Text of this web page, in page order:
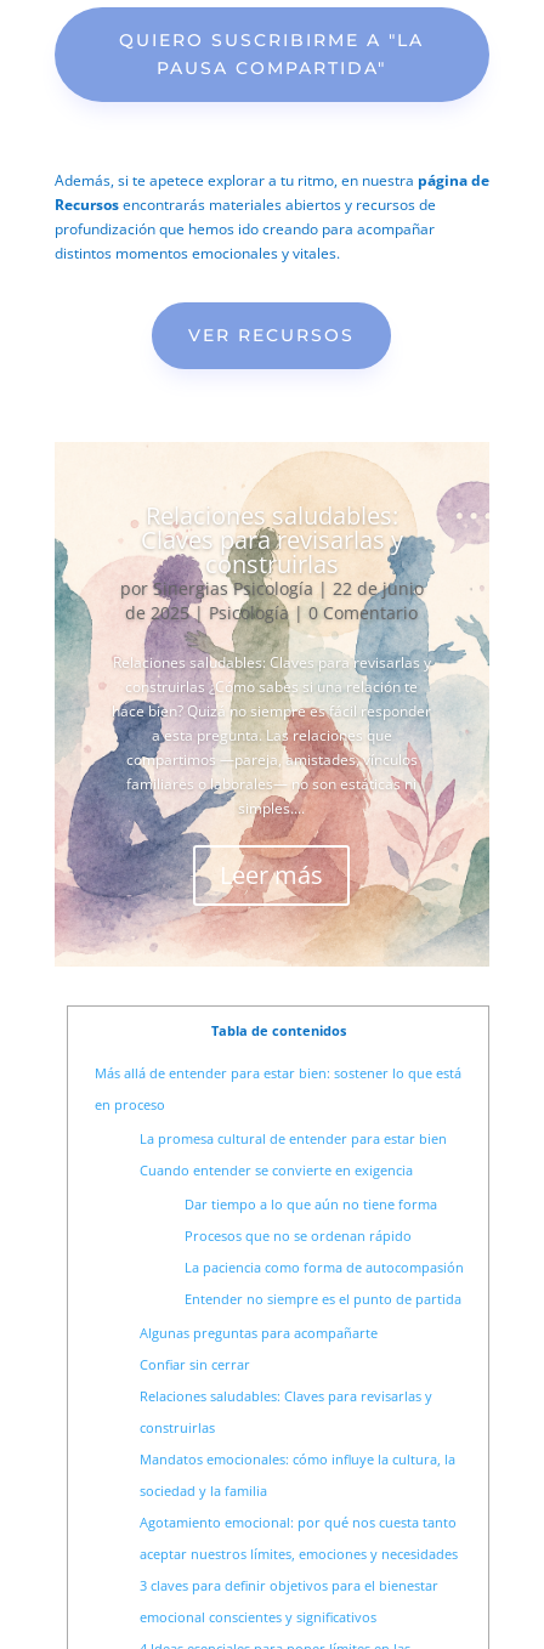
QUIERO SUSCRIBIRME A "LA
PAUSA COMPARTIDA"
Además, si te apetece explorar a tu ritmo, en nuestra página de
Recursosencontrarás materiales abiertos y recursos de
profundización que hemos ido creando para acompañar
distintos momentos emocionales y vitales.
VER RECURSOS
Relaciones saludables:
Claves para revisarlas y
construirlas
porSinergias Psicología | 22 de junio
de 2025| Psicología | 0 Comentario
Relaciones saludables: Claves para revisarlas y
construirlas ¿Cómo sabes si una relación te
hace bien? Quizá no siempre es fácil responder
a esta pregunta. Las relaciones que
compartimos —pareja, amistades, vínculos
familiares o laborales— no son estáticas ni
simples....
Leer más
Tabla de contenidos
Más allá de entender para estar bien: sostener lo que está
en proceso
La promesa cultural de entender para estar bien
Cuando entender se convierte en exigencia
Dar tiempo a lo que aún no tiene forma
Procesos que no se ordenan rápido
La paciencia como forma de autocompasión
Entender no siempre es el punto de partida
Algunas preguntas para acompañarte
Confiar sin cerrar
Relaciones saludables: Claves para revisarlas y
construirlas
Mandatos emocionales: cómo influye la cultura, la
sociedad y la familia
Agotamiento emocional: por qué nos cuesta tanto
aceptar nuestros límites, emociones y necesidades
3 claves para definir objetivos para el bienestar
emocional conscientes y significativos